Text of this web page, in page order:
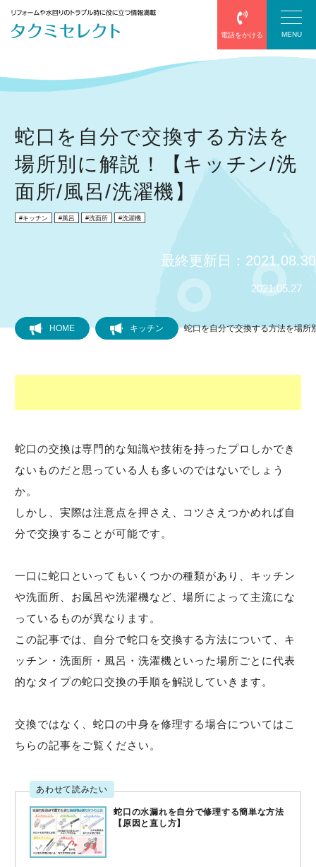
電話をかける MENU
防水
エアコン
屋根葺き替え
キッチン
風呂
洗濯機
トラブル事例
緊急！水道救急センタ
ーへ電話をかける
受付時間：24時間365日対応！
蛇口を自分で交換する方法を
場所別に解説！【キッチン/洗
面所/風呂/洗濯機】
キッチン 風呂 洗面所 洗濯機
2021.05.27
最終更新日：2021.08.30
HOME キッチン 蛇口を自分で交換する方法を場所
蛇口の交換は専門的な知識や技術を持ったプロしかでき
ないものだと思っている人も多いのではないでしょう
か。
しかし、実際は注意点を押さえ、コツさえつかめれば自
分で交換することが可能です。
一口に蛇口といってもいくつかの種類があり、キッチン
や洗面所、お風呂や洗濯機など、場所によって主流にな
っているものが異なります。
この記事では、自分で蛇口を交換する方法について、キ
ッチン・洗面所・風呂・洗濯機といった場所ごとに代表
的なタイプの蛇口交換の手順を解説していきます。
交換ではなく、蛇口の中身を修理する場合についてはこ
ちらの記事をご覧ください。
あわせて読みたい
蛇口の水漏れを自分で修理する簡単な方法
【原因と直し方】